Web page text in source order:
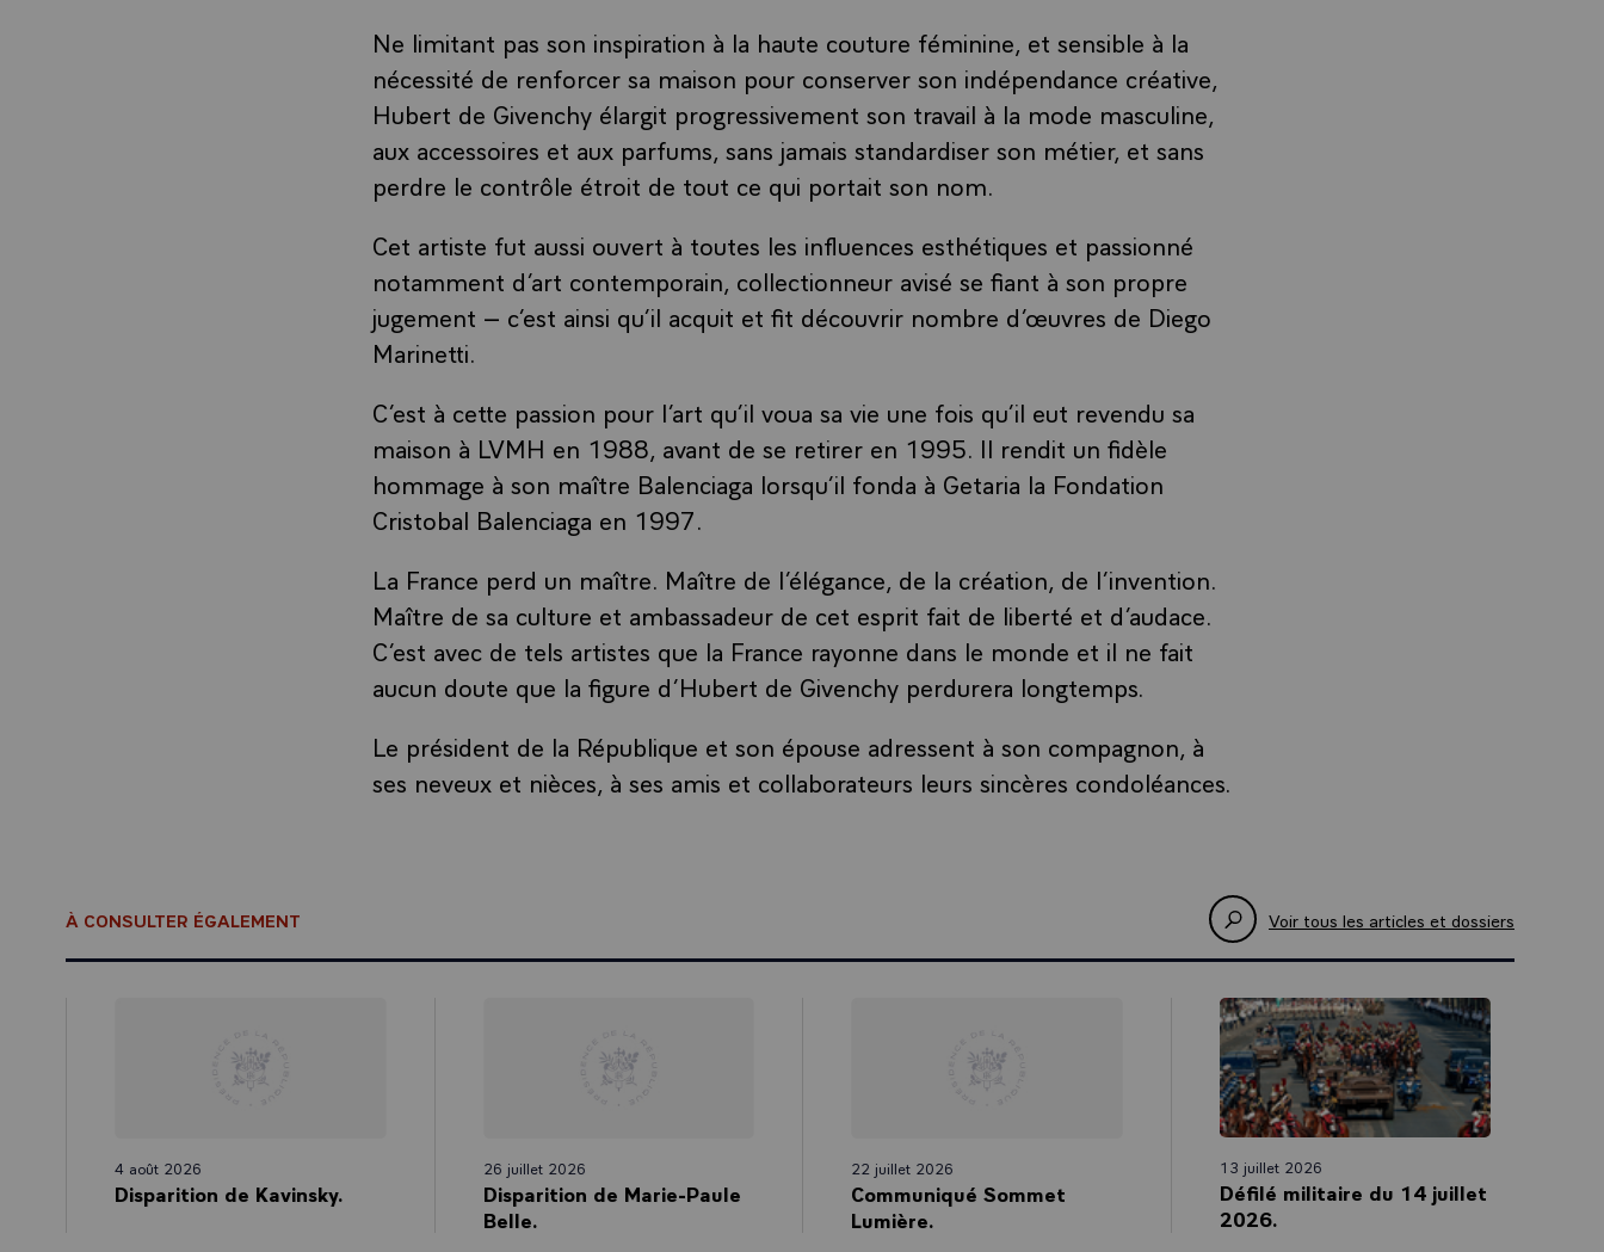
Ne limitant pas son inspiration à la haute couture féminine, et sensible à la
nécessité de renforcer sa maison pour conserver son indépendance créative,
Hubert de Givenchy élargit progressivement son travail à la mode masculine,
aux accessoires et aux parfums, sans jamais standardiser son métier, et sans
perdre le contrôle étroit de tout ce qui portait son nom.
Cet artiste fut aussi ouvert à toutes les influences esthétiques et passionné
notamment d’art contemporain, collectionneur avisé se fiant à son propre
jugement – c’est ainsi qu’il acquit et fit découvrir nombre d’œuvres de Diego
Marinetti.
C’est à cette passion pour l’art qu’il voua sa vie une fois qu’il eut revendu sa
maison à LVMH en 1988, avant de se retirer en 1995. Il rendit un fidèle
hommage à son maître Balenciaga lorsqu’il fonda à Getaria la Fondation
Cristobal Balenciaga en 1997.
La France perd un maître. Maître de l’élégance, de la création, de l’invention.
Maître de sa culture et ambassadeur de cet esprit fait de liberté et d’audace.
C’est avec de tels artistes que la France rayonne dans le monde et il ne fait
aucun doute que la figure d’Hubert de Givenchy perdurera longtemps.
Le président de la République et son épouse adressent à son compagnon, à
ses neveux et nièces, à ses amis et collaborateurs leurs sincères condoléances.
À CONSULTER ÉGALEMENT Voir tous les articles et dossiers
4 août 2026
Disparition de Kavinsky.
26 juillet 2026
Disparition de Marie-Paule
Belle.
22 juillet 2026
Communiqué Sommet
Lumière.
13 juillet 2026
Défilé militaire du 14 juillet
2026.